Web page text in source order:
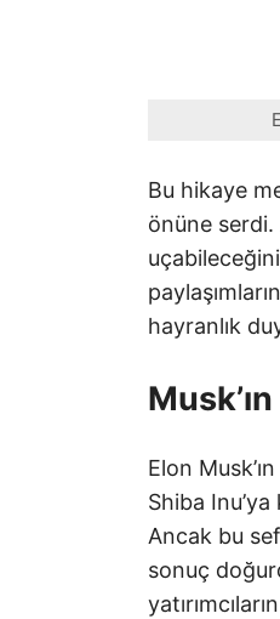
Bu hikaye
önüne serdi.
hayranlık
Elon
Shiba
Ancak bu
sonuç